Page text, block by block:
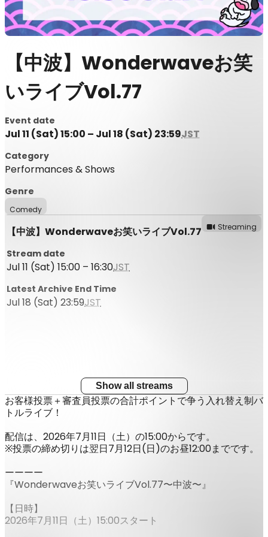
【中波】Wonderwaveお笑
いライブVol.77
Event date
Jul 11 (Sat) 15:00 – Jul 18 (Sat) 23:59JST
Category
Performances & Shows
Genre
Comedy
【中波】Wonderwaveお笑いライブVol.77 Streaming
Stream date
Jul 11 (Sat) 15:00 – 16:30JST
Latest Archive End Time
Jul 18 (Sat) 23:59JST
Show all streams
お客様投票＋審査員投票の合計ポイントで争う入れ替え制バ
トルライブ！
配信は、2026年7月11日（土）の15:00からです。
※投票の締め切りは翌日7月12日(日)のお昼12:00までです。
ーーーー
『Wonderwaveお笑いライブVol.77〜中波〜』
【日時】
2026年7月11日（土）15:00スタート